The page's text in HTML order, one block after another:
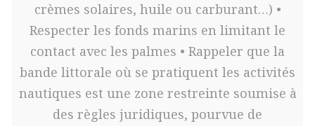
crèmes solaires, huile ou carburant…) •
Respecter les fonds marins en limitant le
contact avec les palmes • Rappeler que la
bande littorale où se pratiquent les activités
nautiques est une zone restreinte soumise à
des règles juridiques, pourvue de